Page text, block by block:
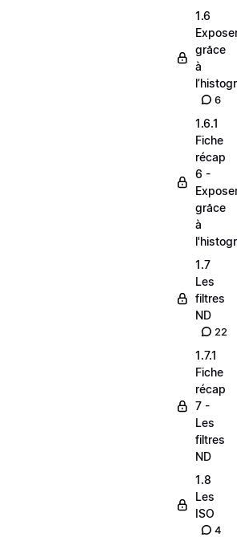
1.6
grâce
à
6
1.6.1
Fiche
récap
6 -
grâce
à
1.7
Les
filtres
ND
22
1.7.1
Fiche
récap
7 -
Les
filtres
ND
1.8
Les
ISO
4